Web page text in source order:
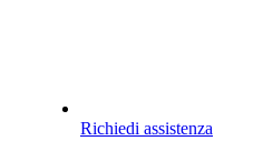
Richiedi assistenza